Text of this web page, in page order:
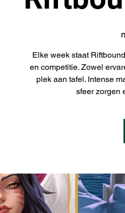
Elke week staat
en competitie. Zowel
plek aan tafel. Intense
sfeer zorgen